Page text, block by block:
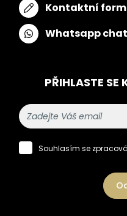
Kontaktní
Whatsapp chat
PŘIHLASTE SE
Souhlasím se